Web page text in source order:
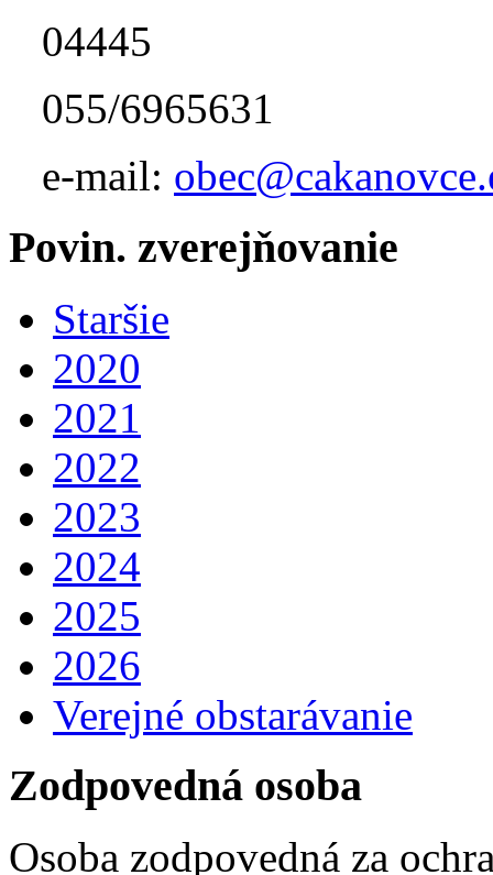
04445
055/6965631
e-mail:
Povin. zverejňovanie
Staršie
2020
2021
2022
2023
2024
2025
2026
Verejné obstarávanie
Zodpovedná osoba
Osoba zodpovedná za